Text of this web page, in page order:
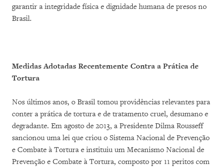
garantir a integridade física e dignidade humana de presos no
Brasil.
Medidas Adotadas Recentemente Contra a Prática de
Tortura
Nos últimos anos, o Brasil tomou providências relevantes para
conter a prática de tortura e de tratamento cruel, desumano e
degradante. Em agosto de 2013, a Presidente Dilma Rousseff
sancionou uma lei que criou o Sistema Nacional de Prevenção
e Combate à Tortura e instituiu um Mecanismo Nacional de
Prevenção e Combate à Tortura, composto por 11 peritos com